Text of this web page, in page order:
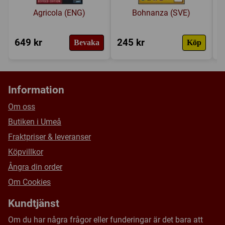
skjuta ner lite fiender.
2009-03-04 av:
svenne
Recension1 av 2
Agricola (ENG)
649 kr Bevaka
Bohnanza (SVE)
245 kr Köp
Information
Om oss
Butiken i Umeå
Fraktpriser & leveranser
Köpvillkor
Ångra din order
Om Cookies
Kundtjänst
Om du har några frågor eller funderingar är det bara att